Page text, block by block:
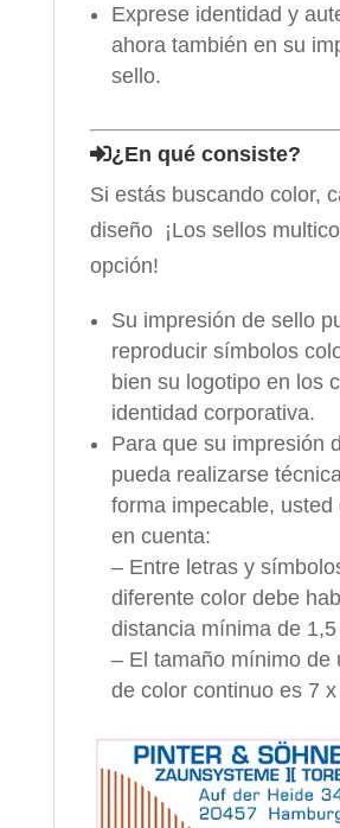
Exprese identidad y
ahora también en su
sello.
¿En qué consiste?
Si estás buscando color,
diseño ¡Los sellos
opción!
Su impresión de sello
reproducir símbolos
bien su logotipo en los
identidad corporativa.
Para que su impresión
pueda realizarse
forma impecable, usted
en cuenta:
– Entre letras y
diferente color debe
distancia mínima de
– El tamaño mínimo de
de color continuo es 7